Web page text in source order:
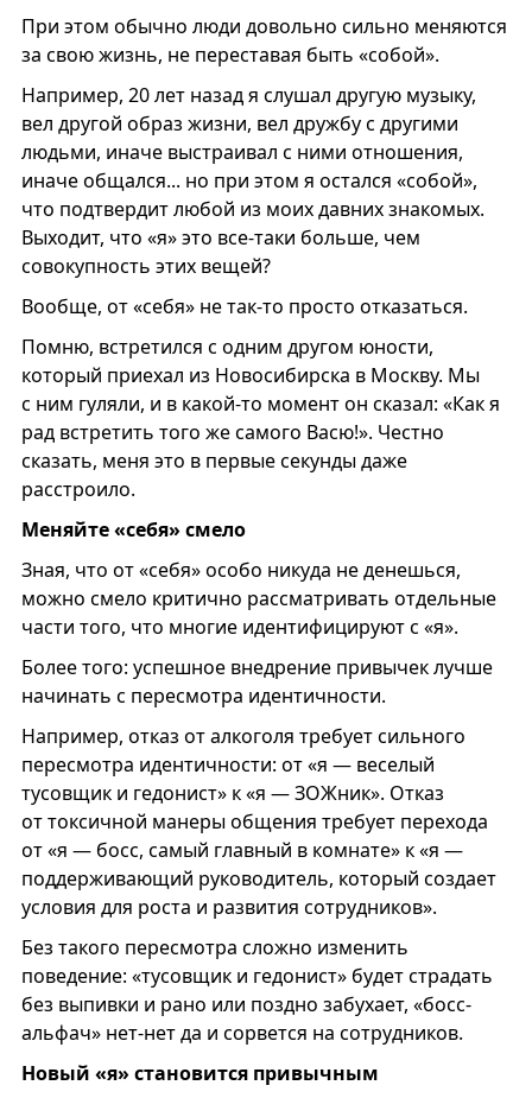
При этом обычно люди довольно сильно меняются
за свою жизнь, не переставая быть «собой».
Например, 20 лет назад я слушал другую музыку,
вел другой образ жизни, вел дружбу с другими
людьми, иначе выстраивал с ними отношения,
иначе общался... но при этом я остался «собой»,
что подтвердит любой из моих давних знакомых.
Выходит, что «я» это все-таки больше, чем
совокупность этих вещей?
Вообще, от «себя» не так-то просто отказаться.
Помню, встретился с одним другом юности,
который приехал из Новосибирска в Москву. Мы
с ним гуляли, и в какой-то момент он сказал: «Как я
рад встретить того же самого Васю!». Честно
сказать, меня это в первые секунды даже
расстроило.
Меняйте «себя» смело
Зная, что от «себя» особо никуда не денешься,
можно смело критично рассматривать отдельные
части того, что многие идентифицируют с «я».
Более того: успешное внедрение привычек лучше
начинать с пересмотра идентичности.
Например, отказ от алкоголя требует сильного
пересмотра идентичности: от «я — веселый
тусовщик и гедонист» к «я — ЗОЖник». Отказ
от токсичной манеры общения требует перехода
от «я — босс, самый главный в комнате» к «я —
поддерживающий руководитель, который создает
условия для роста и развития сотрудников».
Без такого пересмотра сложно изменить
поведение: «тусовщик и гедонист» будет страдать
без выпивки и рано или поздно забухает, «босс-
альфач» нет-нет да и сорвется на сотрудников.
Новый «я» становится привычным